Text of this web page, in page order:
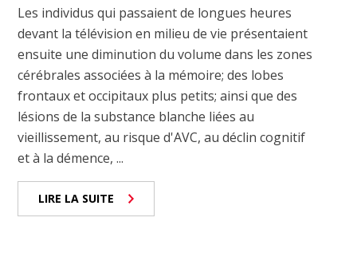
Les individus qui passaient de longues heures
devant la télévision en milieu de vie présentaient
ensuite une diminution du volume dans les zones
cérébrales associées à la mémoire; des lobes
frontaux et occipitaux plus petits; ainsi que des
lésions de la substance blanche liées au
vieillissement, au risque d'AVC, au déclin cognitif
et à la démence, ...
LIRE LA SUITE